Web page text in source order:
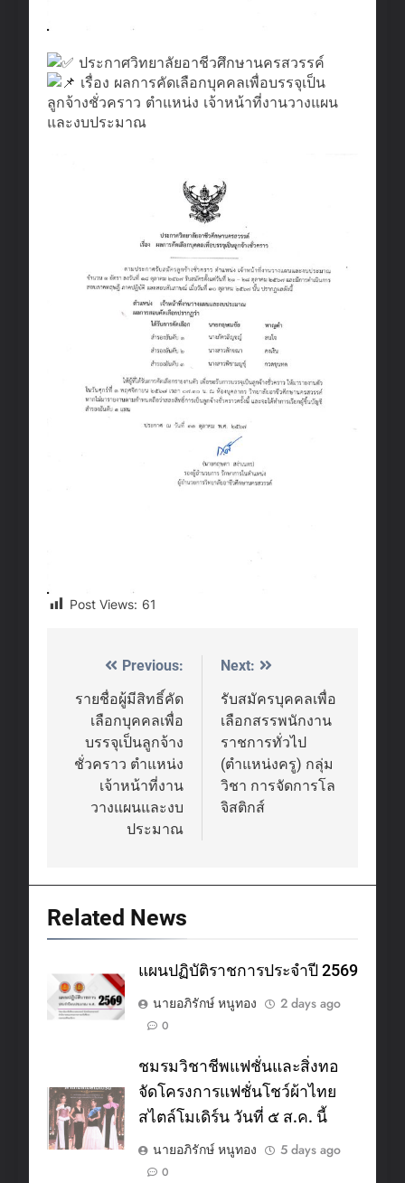
ประกาศวิทยาลัยอาชีวศึกษานครสวรรค์
เรื่อง ผลการคัดเลือกบุคคลเพื่อบรรจุเป็น
ลูกจ้างชั่วคราว ตำแหน่ง เจ้าหน้าที่งานวางแผน
และงบประมาณ
Post Views: 61
Post
navigation
Previous:
รายชื่อผู้มีสิทธิ์คัด
เลือกบุคคลเพื่อ
บรรจุเป็นลูกจ้าง
ชั่วคราว ตำแหน่ง
เจ้าหน้าที่งาน
วางแผนและงบ
ประมาณ
Next:
รับสมัครบุคคลเพื่อ
เลือกสรรพนักงาน
ราชการทั่วไป
(ตำแหน่งครู) กลุ่ม
วิชา การจัดการโล
จิสติกส์
Related News
แผนปฏิบัติราชการประจำปี 2569
นายอภิรักษ์ หนูทอง
2 days ago
0
ชมรมวิชาชีพแฟชั่นและสิ่งทอ
จัดโครงการแฟชั่นโชว์ผ้าไทย
สไตล์โมเดิร์น วันที่ ๕ ส.ค. นี้
นายอภิรักษ์ หนูทอง
5 days ago
0